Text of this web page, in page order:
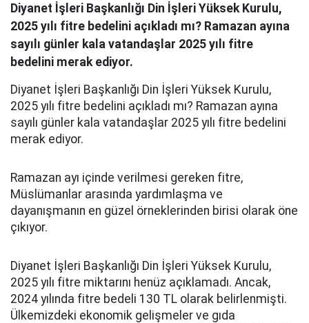
Diyanet İşleri Başkanlığı Din İşleri Yüksek Kurulu,
2025 yılı fitre bedelini açıkladı mı? Ramazan ayına
sayılı günler kala vatandaşlar 2025 yılı fitre
bedelini merak ediyor.
Diyanet İşleri Başkanlığı Din İşleri Yüksek Kurulu,
2025 yılı fitre bedelini açıkladı mı? Ramazan ayına
sayılı günler kala vatandaşlar 2025 yılı fitre bedelini
merak ediyor.
Ramazan ayı içinde verilmesi gereken fitre,
Müslümanlar arasında yardımlaşma ve
dayanışmanın en güzel örneklerinden birisi olarak öne
çıkıyor.
Diyanet İşleri Başkanlığı Din İşleri Yüksek Kurulu,
2025 yılı fitre miktarını henüz açıklamadı. Ancak,
2024 yılında fitre bedeli 130 TL olarak belirlenmişti.
Ülkemizdeki ekonomik gelişmeler ve gıda